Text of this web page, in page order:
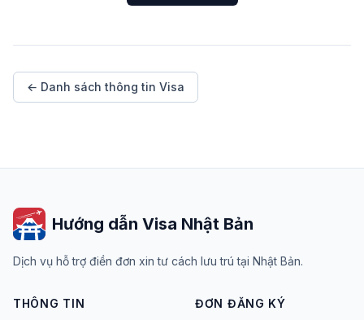
← Danh sách thông tin Visa
Hướng dẫn Visa Nhật Bản
Dịch vụ hỗ trợ điền đơn xin tư cách lưu trú tại Nhật Bản.
THÔNG TIN ĐƠN ĐĂNG KÝ